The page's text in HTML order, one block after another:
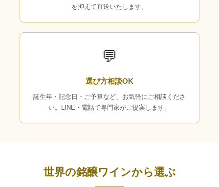
を抑えて直送いたします。
💬
選び方相談OK
誕生年・記念日・ご予算など、お気軽にご相談くださ
い。LINE・電話で専門家がご提案します。
世界の銘醸ワインから選ぶ